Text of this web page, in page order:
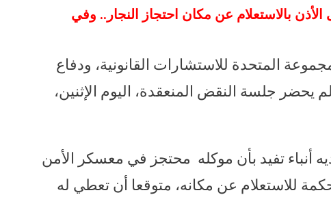
بالاستعلام عن مكان احتجاز النجار.. وفي
المتحدة للاستشارات القانونية، ودفاع
يحضر جلسة النقض المنعقدة، اليوم الإثنين،
أنباء تفيد بأن موكله محتجز في معسكر الأمن
للاستعلام عن مكانه، متوقعا أن تعطي له